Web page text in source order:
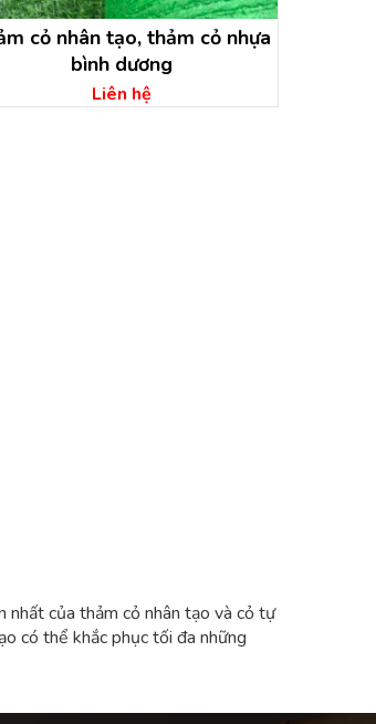
cỏ nhân tạo, thảm cỏ nhựa
bình dương
Liên hệ
nhất của thảm cỏ nhân tạo và cỏ tự
có thể khắc phục tối đa những